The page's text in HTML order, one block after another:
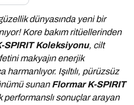
dünyasında yeni bir
Kore bakım ritüellerinden
SPIRIT Koleksiyonu, cilt
makyajın enerjik
Işıltılı, pürüzsüz
sunan Flormar K-SPIRIT
performanslı sonuçlar arayan